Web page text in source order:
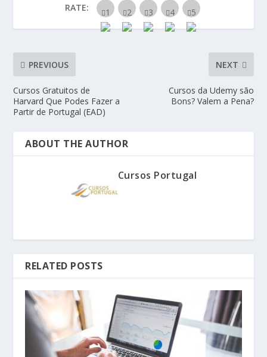
RATE:
PREVIOUS
Cursos Gratuitos de
Harvard Que Podes Fazer a
Partir de Portugal (EAD)
NEXT
Cursos da Udemy são
Bons? Valem a Pena?
ABOUT THE AUTHOR
Cursos Portugal
RELATED POSTS